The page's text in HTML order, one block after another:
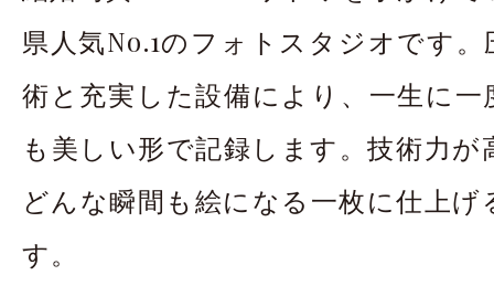
県人気No.1のフォトスタジオです
術と充実した設備により、一生に一
も美しい形で記録します。技術力
どんな瞬間も絵になる一枚に仕上
す。